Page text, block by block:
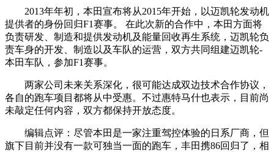
2013年年初，本田宣布将从2015年开始，以迈凯轮发动机
提供者的身份回归F1赛事。 在此次新的合作中，本田方面将
负责研发、制造和提供发动机及能量回收再生系统，迈凯轮负
责车身的开发、制造以及车队的运营，双方共同组建迈凯轮-
本田车队，参加F1赛事。
两家公司未来关系深化，很可能达成双边技术合作协议，
各自的跑车项目都将从中受惠。不过惠特马什也表示，目前尚
未敲定任何内容，双方都保持开放态度。
编辑点评：尽管本田是一家注重驾控体验的日系厂商，但
旗下目前并没有一款可独当一面的跑车，丰田携86回归了，相